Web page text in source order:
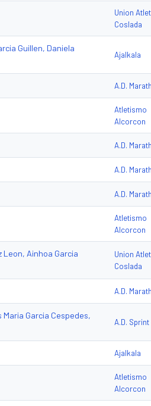
Union
Coslada
Guillen, Daniela
Ajalkala
A.D.
Atletismo
Alcorcon
A.D.
A.D.
A.D.
Atletismo
Alcorcon
Leon, Ainhoa Garcia
Union
Coslada
A.D.
Garcia Cespedes,
A.D. Sprint
Ajalkala
Atletismo
Alcorcon